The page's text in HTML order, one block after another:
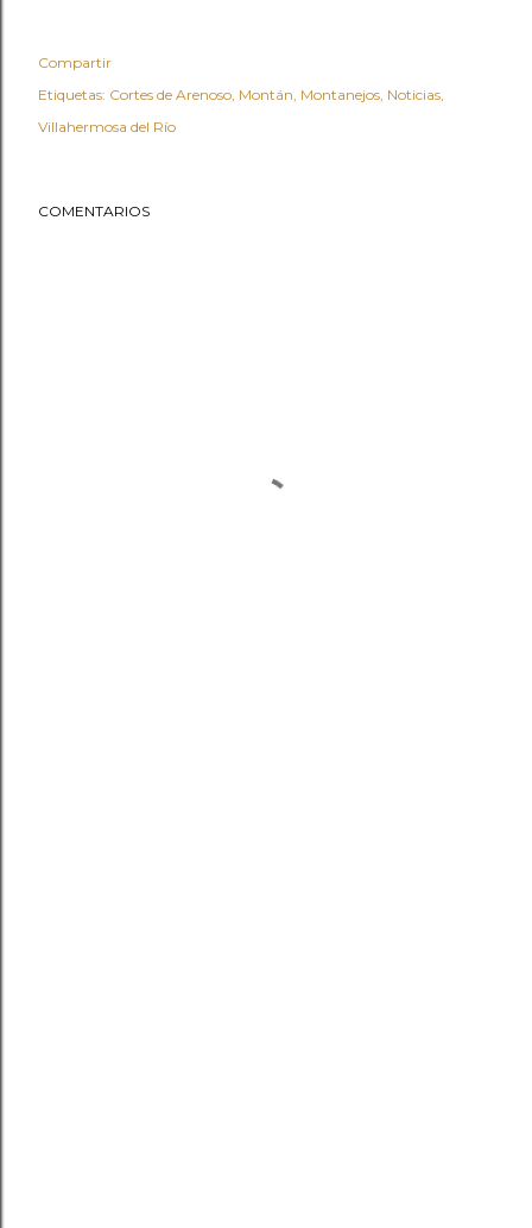
Compartir
Etiquetas: Cortes de Arenoso Montán Montanejos Noticias
Villahermosa del Río
COMENTARIOS